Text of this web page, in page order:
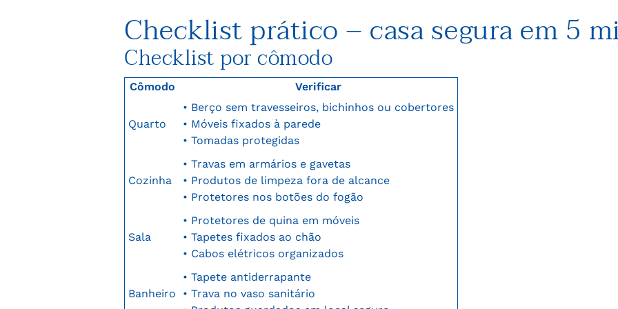
Checklist prático – casa segura em 5
Checklist por cômodo
Cômodo Verificar
Quarto
• Berço sem travesseiros, bichinhos ou cobertores
• Móveis fixados à parede
• Tomadas protegidas
Cozinha
• Travas em armários e gavetas
• Produtos de limpeza fora de alcance
• Protetores nos botões do fogão
Sala
• Protetores de quina em móveis
• Tapetes fixados ao chão
• Cabos elétricos organizados
Banheiro
• Tapete antiderrapante
• Trava no vaso sanitário